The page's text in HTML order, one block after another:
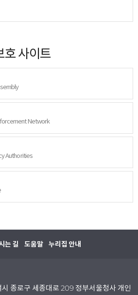
호 사이트
Network
Authorities
는 길 도움말 누리집 안내
종로구 세종대로 209 정부서울청사 개인